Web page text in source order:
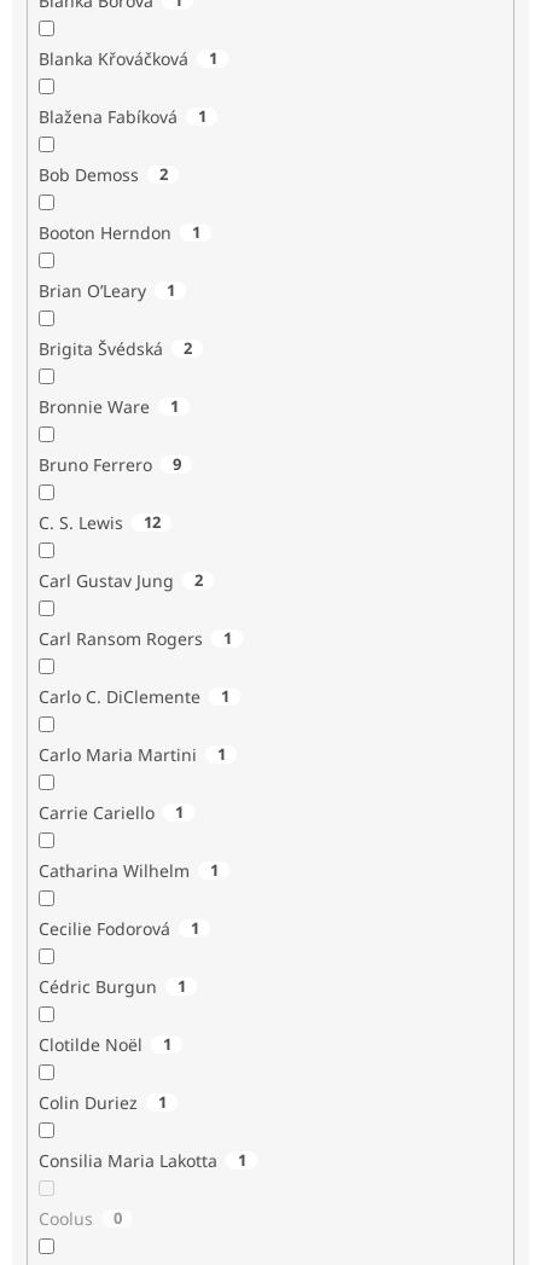
Blanka Křováčková 1
Blažena Fabíková 1
Bob Demoss 2
Booton Herndon 1
Brian O’Leary 1
Brigita Švédská 2
Bronnie Ware 1
Bruno Ferrero 9
C. S. Lewis 12
Carl Gustav Jung 2
Carl Ransom Rogers 1
Carlo C. DiClemente 1
Carlo Maria Martini 1
Carrie Cariello 1
Catharina Wilhelm 1
Cecilie Fodorová 1
Cédric Burgun 1
Clotilde Noël 1
Colin Duriez 1
Consilia Maria Lakotta 1
Coolus 0